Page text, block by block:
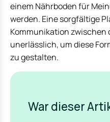
einem Nährboden für
werden. Eine sorgfältige
Kommunikation
unerlässlich, um diese
zu gestalten.
War dieser